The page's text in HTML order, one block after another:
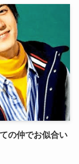
の仲でお似合い